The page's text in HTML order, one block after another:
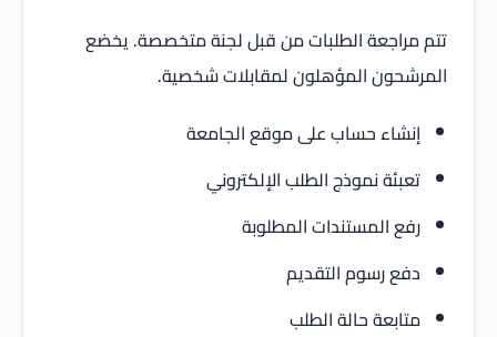
تتم مراجعة الطلبات من قبل لجنة متخصصة. يخضع
المرشحون المؤهلون لمقابلات شخصية.
إنشاء حساب على موقع الجامعة
تعبئة نموذج الطلب الإلكتروني
رفع المستندات المطلوبة
دفع رسوم التقديم
متابعة حالة الطلب